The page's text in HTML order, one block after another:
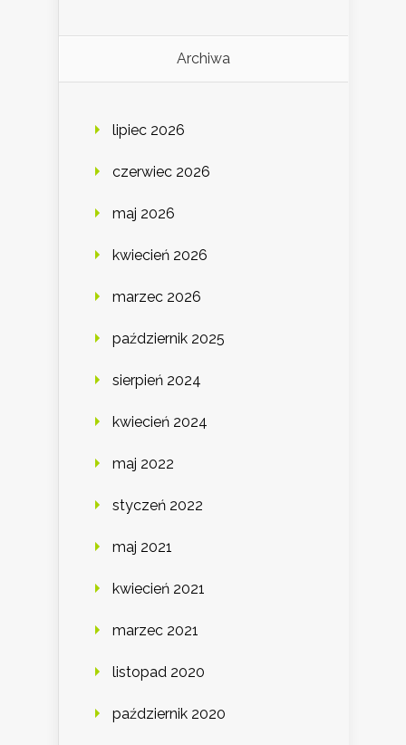
Archiwa
lipiec 2026
czerwiec 2026
maj 2026
kwiecień 2026
marzec 2026
październik 2025
sierpień 2024
kwiecień 2024
maj 2022
styczeń 2022
maj 2021
kwiecień 2021
marzec 2021
listopad 2020
październik 2020